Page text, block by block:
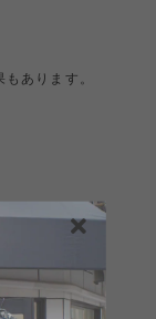
あります。